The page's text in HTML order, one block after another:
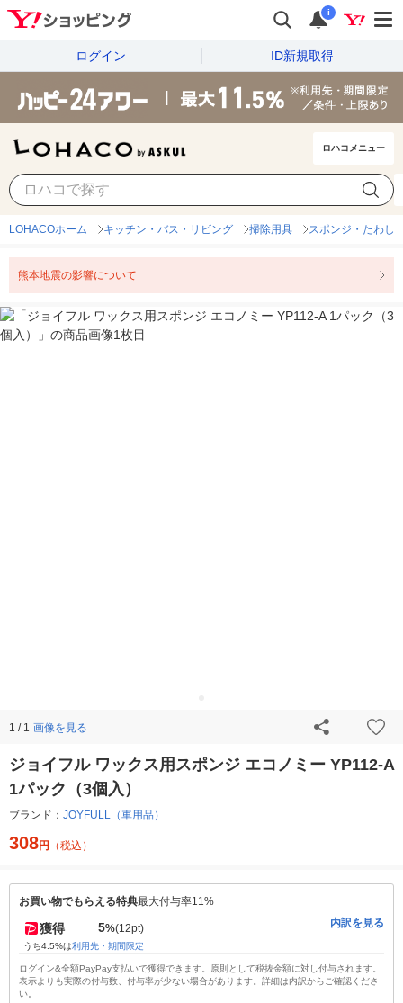
i
ログイン ID新規取得
ロハコメニュー
LOHACOホーム キッチン・バス・リビング 掃除用具 スポンジ・たわし
熊本地震の影響について
1 / 1 画像を見る
ジョイフル ワックス用スポンジ エコノミー YP112-A
1パック（3個入）
ブランド： JOYFULL（車用品）
308円 （税込）
お買い物でもらえる特典最大付与率11%
獲得 5%(12pt)
うち4.5%は利用先・期間限定
内訳を見る
ログイン&全額PayPay支払いで獲得できます。原則として税抜金額に対し付与されます。
表示よりも実際の付与数、付与率が少ない場合があります。詳細は内訳からご確認くださ
い。